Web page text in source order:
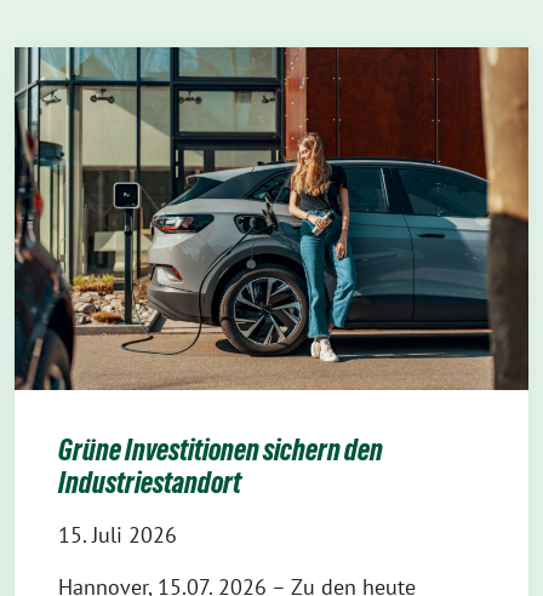
Grüne Investitionen sichern den
Industriestandort
15. Juli 2026
Hannover, 15.07. 2026 – Zu den heute